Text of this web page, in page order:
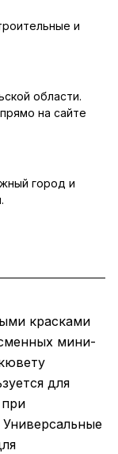
и
области.
на сайте
город и
красками
мини-
для